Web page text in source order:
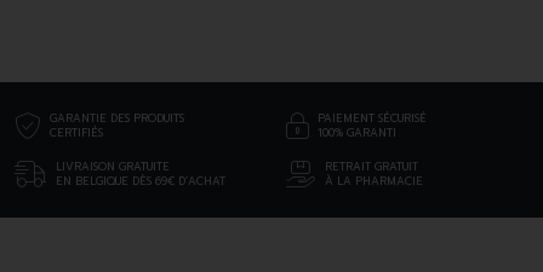
GARANTIE DES PRODUITS
CERTIFIÉS
PAIEMENT SÉCURISÉ
100% GARANTI
LIVRAISON GRATUITE
EN BELGIQUE DÈS 69€ D’ACHAT
RETRAIT GRATUIT
À LA PHARMACIE